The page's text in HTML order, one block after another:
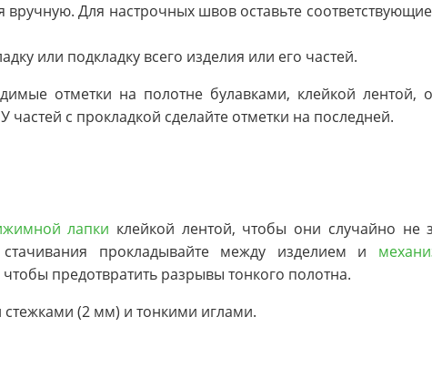
вручную. Для настрочных швов оставьте
или подкладку всего изделия или его частей.
отметки на полотне булавками, клейкой лентой,
с прокладкой сделайте отметки на последней.
лапки клейкой лентой, чтобы они случайно не
прокладывайте между изделием и
чтобы предотвратить разрывы тонкого полотна.
стежками (2 мм) и тонкими иглами.